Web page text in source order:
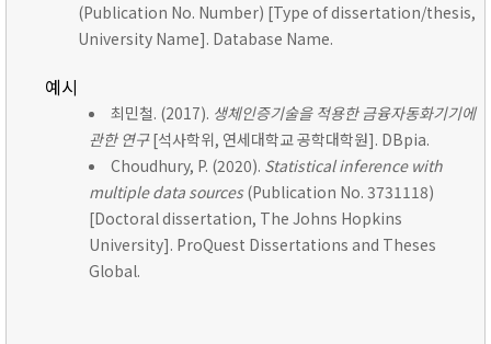
(Publication No. Number) [Type of dissertation/thesis,
University Name]. Database Name.
예시
최민철. (2017). 생체인증기술을 적용한 금융자동화기기에
관한 연구[석사학위, 연세대학교 공학대학원]. DBpia.
Choudhury, P. (2020). Statistical inference with
multiple data sources(Publication No. 3731118)
[Doctoral dissertation, The Johns Hopkins
University]. ProQuest Dissertations and Theses
Global.